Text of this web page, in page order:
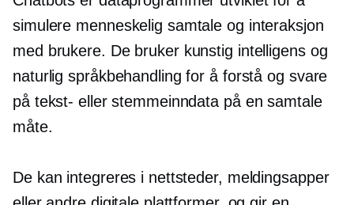
simulere menneskelig samtale og interaksjon
med brukere. De bruker kunstig intelligens og
naturlig språkbehandling for å forstå og svare
på tekst- eller stemmeinndata på en samtale
måte.
De kan integreres i nettsteder, meldingsapper